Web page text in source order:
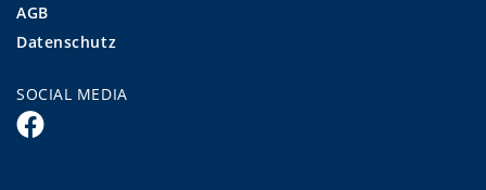
AGB
Datenschutz
SOCIAL MEDIA